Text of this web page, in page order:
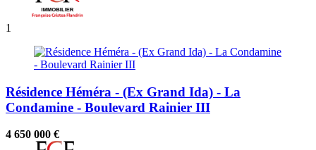
1
Résidence Héméra - (Ex Grand Ida) - La
Condamine - Boulevard Rainier III
4 650 000 €